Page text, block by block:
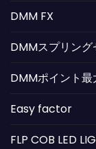
DMM FX
DMMスプリング
DMMポイント最
Easy factor
FLP COB LED